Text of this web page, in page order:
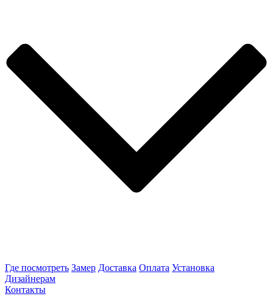
Где посмотреть Замер Доставка Оплата Установка
Дизайнерам
Контакты